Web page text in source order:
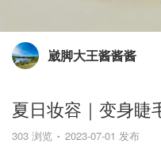
崴脚大王酱酱酱
夏日妆容｜变身睫
303 浏览 2023-07-01 发布